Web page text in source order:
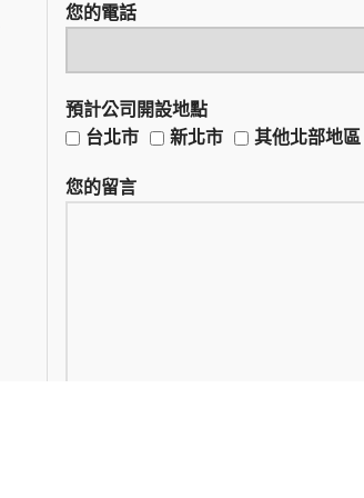
您的電話
預計公司開設地點
台北市
新北市 其他北部地區
您的留言